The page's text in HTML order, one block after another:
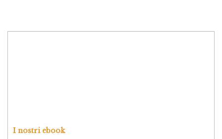
I nostri ebook